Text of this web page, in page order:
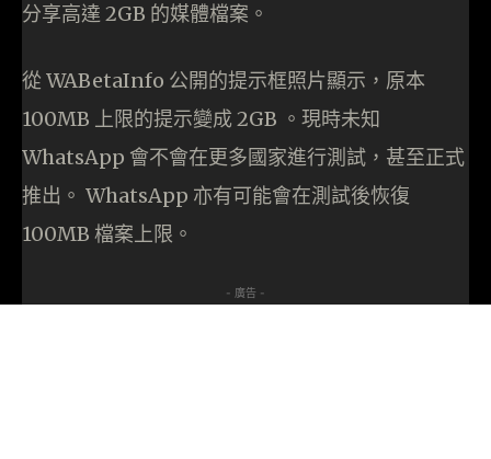
分享高達 2GB 的媒體檔案。
從 WABetaInfo 公開的提示框照片顯示，原本
100MB 上限的提示變成 2GB 。現時未知
WhatsApp 會不會在更多國家進行測試，甚至正式
推出。 WhatsApp 亦有可能會在測試後恢復
100MB 檔案上限。
- 廣告 -